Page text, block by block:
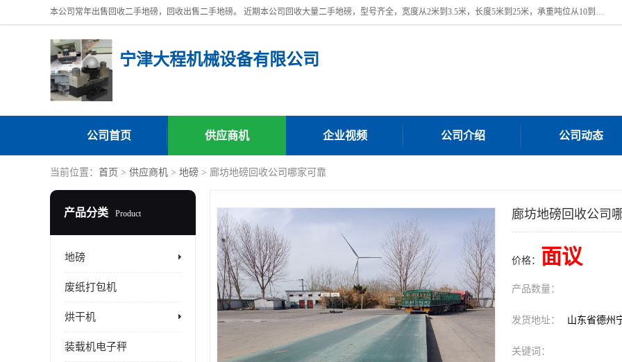
本公司常年出售回收二手地磅，回收出售二手地磅。 近期本公司回收大量二手地磅，型号齐全，宽度从2米到3.5米，长度5米到25米，承重吨位从10到200吨，成色7—9成新。 ? 使用年限6个月至2年，产品来源于个人闲置品，工矿企业停用品，因小换大而来。 精准度和新的一样， 二手地磅是内行人的选择，打个电话就省钱朋友您好等什么
宁津大程机械设备有限公司
公司首页 供应商机 企业视频 公司介绍 公司动态
当前位置： 首页 > 供应商机 > 地磅 > 廊坊地磅回收公司哪家可靠
产品分类 Product
地磅
废纸打包机
烘干机
装载机电子秤
廊坊地磅回收公司
价格： 面议
产品数量：
发货地址： 山东省德州
关键词：